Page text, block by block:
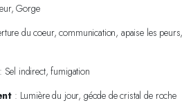
Gorge
du coeur, communication, apaise les
: Sel indirect, fumigation
: Lumière du jour, géode de cristal de roche